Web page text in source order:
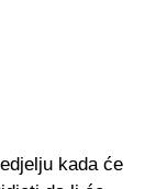
kada će